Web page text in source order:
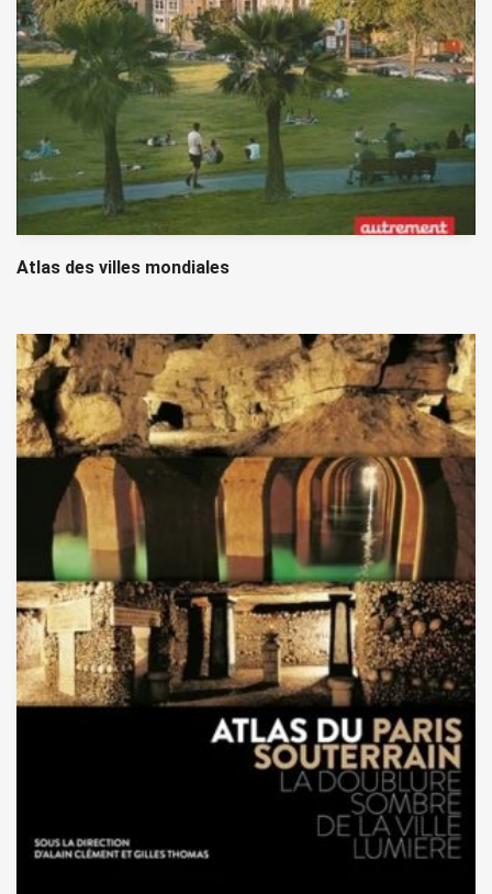
Atlas des villes mondiales